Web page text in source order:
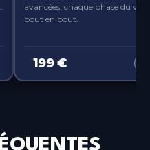
avancées, chaque phase du vol
bout en bout.
199€